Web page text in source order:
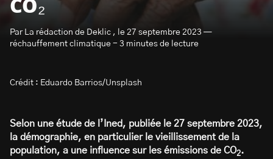
CO₂
Par La rédaction de Deklic , le 27 septembre 2023 —
réchauffement climatique - 3 minutes de lecture
Crédit : Eduardo Barrios/Unsplash
Selon une étude de l’Ined, publiée le 27 septembre 2023,
la démographie, en particulier le vieillissement de la
population, a une influence sur les émissions de CO2.
S’abonner à la newsletter